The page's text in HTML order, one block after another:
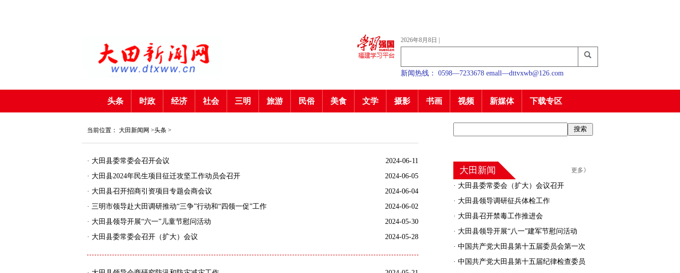
2026年8月8日
新闻热线： 0598—7233678 emall—dttvxwb@126.com
头条 时政 经济 社会 三明 旅游 民俗 美食 文学 摄影 书画 视频 新媒体 下载专区
更多》
大田新闻
· 大田县委常委会（扩大）会议召开
· 大田县领导调研征兵体检工作
· 大田县召开禁毒工作推进会
· 大田县领导开展“八一”建军节慰问活动
· 中国共产党大田县第十五届委员会第一次
全体会议召开
· 中国共产党大田县第十五届纪律检查委员
当前位置： 大田新闻网 >头条 >
2024-06-11
· 大田县委常委会召开会议
2024-06-05
· 大田县2024年民生项目征迁攻坚工作动员会召开
2024-06-04
· 大田县召开招商引资项目专题会商会议
2024-06-02
· 三明市领导赴大田调研推动“三争”行动和“四领一促”工作
2024-05-30
· 大田县领导开展“六一”儿童节慰问活动
2024-05-28
· 大田县委常委会召开（扩大）会议